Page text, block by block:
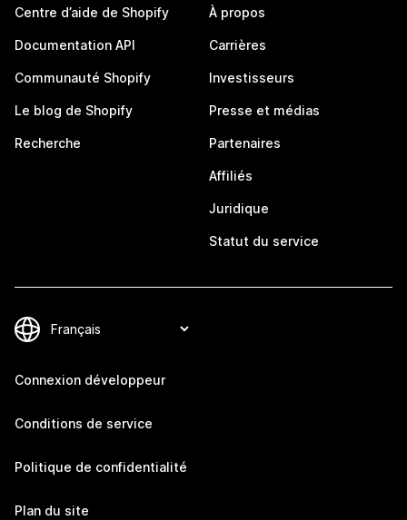
Centre d’aide de Shopify
Documentation API
Communauté Shopify
Le blog de Shopify
Recherche
À propos
Carrières
Investisseurs
Presse et médias
Partenaires
Affiliés
Juridique
Statut du service
Connexion développeur
Conditions de service
Politique de confidentialité
Plan du site